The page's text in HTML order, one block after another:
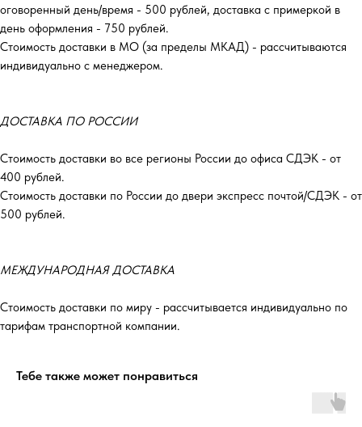
оговоренный день/время - 500 рублей, доставка с примеркой в
день оформления - 750 рублей.
Стоимость доставки в МО (за пределы МКАД) - рассчитываются
индивидуально с менеджером.
ДОСТАВКА ПО РОССИИ
Стоимость доставки во все регионы России до офиса СДЭК - от
400 рублей.
Стоимость доставки по России до двери экспресс почтой/СДЭК - от
500 рублей.
МЕЖДУНАРОДНАЯ ДОСТАВКА
Стоимость доставки по миру - рассчитывается индивидуально по
тарифам транспортной компании.
Тебе также может понравиться